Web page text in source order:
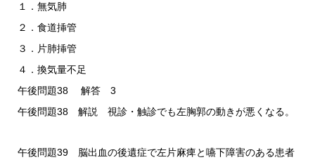
１．無気肺
２．食道挿管
３．片肺挿管
４．換気量不足
午後問題38 解答 3
午後問題38 解説 視診・触診でも左胸郭の動きが悪くなる。
午後問題39 脳出血の後遺症で左片麻痺と嚥下障害のある患者